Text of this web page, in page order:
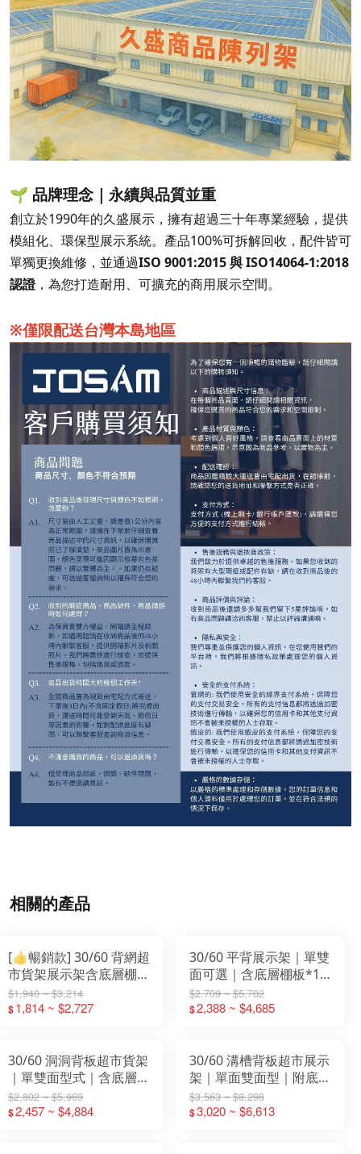
🌱 品牌理念｜永續與品質並重
創立於1990年的久盛展示，擁有超過三十年專業經驗，提供
模組化、環保型展示系統。產品100%可拆解回收，配件皆可
單獨更換維修，並通過ISO 9001:2015 與 ISO14064-1:2018
認證，為您打造耐用、可擴充的商用展示空間。
※僅限配送台灣本島地區
相關的產品
[👍暢銷款] 30/60 背網超
市貨架展示架含底層棚板
X1
$1,940 ~ $3,214
$1,814 ~ $2,727
30/60 平背展示架｜單雙
面可選｜含底層棚板*1
｜獨立座｜超市百貨專用
$2,709 ~ $5,702
$2,388 ~ $4,685
30/60 洞洞背板超市貨架
｜單雙面型式｜含底層棚
板 ×1｜鐵架｜展示架｜
置物架
$2,802 ~ $5,969
$2,457 ~ $4,884
30/60 溝槽背板超市展示
架｜單面雙面型｜附底層
棚板 ×1｜賣場槽板｜溝
槽板掛勾五金
$3,563 ~ $8,298
$3,020 ~ $6,613